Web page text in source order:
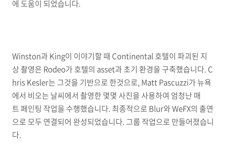
에 도움이 되었습니다.
Winston과 King이 이야기할 때 Continental 호텔이 파괴된 지
상 촬영은 Rodeo가 호텔의 asset과 초기 환경을 구축했습니다. C
hris Kesler는 그것을 기반으로 한것으로, Matt Pascuzzi가 뉴욕
에서 비오는 날씨에서 촬영한 몇몇 사진을 사용하여 엄청난 매
트 페인팅 작업을 수행했습니다. 최종적으로 Blur와 WeFX의 출연
으로 모두 연결되어 완성되었습니다. 그룹 작업으로 만들어졌습니
다.